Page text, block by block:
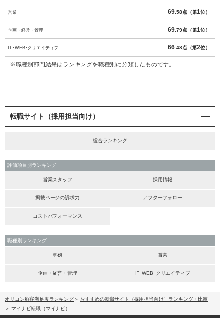
営業 69 .58点（第1位）
企画・経営・管理 69 .79点（第1位）
IT･WEB･クリエイティブ 66 .48点（第2位）
※職種別部門結果はランキングを職種別に分類したものです。
転職サイト（採用担当向け）
総合ランキング
評価項目別ランキング
営業スタッフ 採用情報
掲載ページの訴求力 アフターフォロー
コストパフォーマンス
職種別ランキング
事務 営業
企画・経営・管理 IT･WEB･クリエイティブ
オリコン顧客満足度ランキング
おすすめの転職サイト（採用担当向け）ランキング・比較
マイナビ転職（マイナビ）